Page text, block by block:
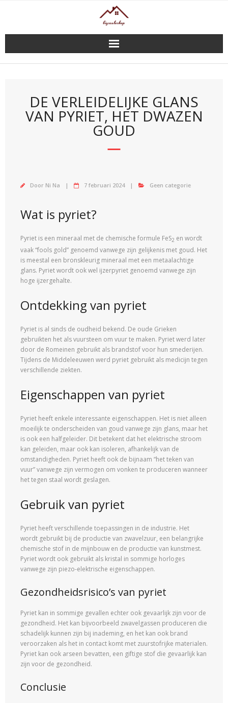
DE VERLEIDELIJKE GLANS
VAN PYRIET, HET DWAZEN
GOUD
Door Ni Na 7 februari 2024 Geen categorie
Wat is pyriet?
Pyriet is een mineraal met de chemische formule FeS2 en wordt
vaak “fools gold” genoemd vanwege zijn gelijkenis met goud. Het
is meestal een bronskleurig mineraal met een metaalachtige
glans. Pyriet wordt ook wel ijzerpyriet genoemd vanwege zijn
hoge ijzergehalte.
Ontdekking van pyriet
Pyriet is al sinds de oudheid bekend. De oude Grieken
gebruikten het als vuursteen om vuur te maken. Pyriet werd later
door de Romeinen gebruikt als brandstof voor hun smederijen.
Tijdens de Middeleeuwen werd pyriet gebruikt als medicijn tegen
verschillende ziekten.
Eigenschappen van pyriet
Pyriet heeft enkele interessante eigenschappen. Het is niet alleen
moeilijk te onderscheiden van goud vanwege zijn glans, maar het
is ook een halfgeleider. Dit betekent dat het elektrische stroom
kan geleiden, maar ook kan isoleren, afhankelijk van de
omstandigheden. Pyriet heeft ook de bijnaam “het teken van
vuur” vanwege zijn vermogen om vonken te produceren wanneer
het tegen staal wordt geslagen.
Gebruik van pyriet
Pyriet heeft verschillende toepassingen in de industrie. Het
wordt gebruikt bij de productie van zwavelzuur, een belangrijke
chemische stof in de mijnbouw en de productie van kunstmest.
Pyriet wordt ook gebruikt als kristal in sommige horloges
vanwege zijn piezo-elektrische eigenschappen.
Gezondheidsrisico’s van pyriet
Pyriet kan in sommige gevallen echter ook gevaarlijk zijn voor de
gezondheid. Het kan bijvoorbeeld zwavelgassen produceren die
schadelijk kunnen zijn bij inademing, en het kan ook brand
veroorzaken als het in contact komt met zuurstofrijke materialen.
Pyriet kan ook arseen bevatten, een giftige stof die gevaarlijk kan
zijn voor de gezondheid.
Conclusie